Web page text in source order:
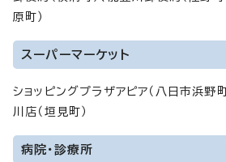
原町）
スーパーマーケット
ショッピングプラザアピア（八日市浜野
川店（垣見町）
病院・診療所